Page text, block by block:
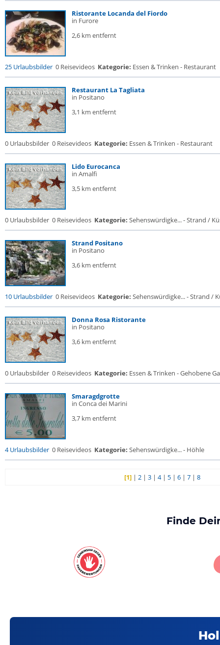
Ristorante Locanda del Fiordo
in Furore
2,6 km entfernt
25 Urlaubsbilder 0 Reisevideos Kategorie: Essen & Trinken - Restaurant
Restaurant La Tagliata
in Positano
3,1 km entfernt
0 Urlaubsbilder 0 Reisevideos Kategorie: Essen & Trinken - Restaurant
Lido Eurocanca
in Amalfi
3,5 km entfernt
0 Urlaubsbilder 0 Reisevideos Kategorie: Sehenswürdigke... - Strand /
Strand Positano
in Positano
3,6 km entfernt
10 Urlaubsbilder 0 Reisevideos Kategorie: Sehenswürdigke... - Strand /
Donna Rosa Ristorante
in Positano
3,6 km entfernt
0 Urlaubsbilder 0 Reisevideos Kategorie: Essen & Trinken - Gehobene
Smaragdgrotte
in Conca dei Marini
3,7 km entfernt
4 Urlaubsbilder 0 Reisevideos Kategorie: Sehenswürdigke... - Höhle
[1] |2 |3 |4| 5 |6 |7 |8
Finde